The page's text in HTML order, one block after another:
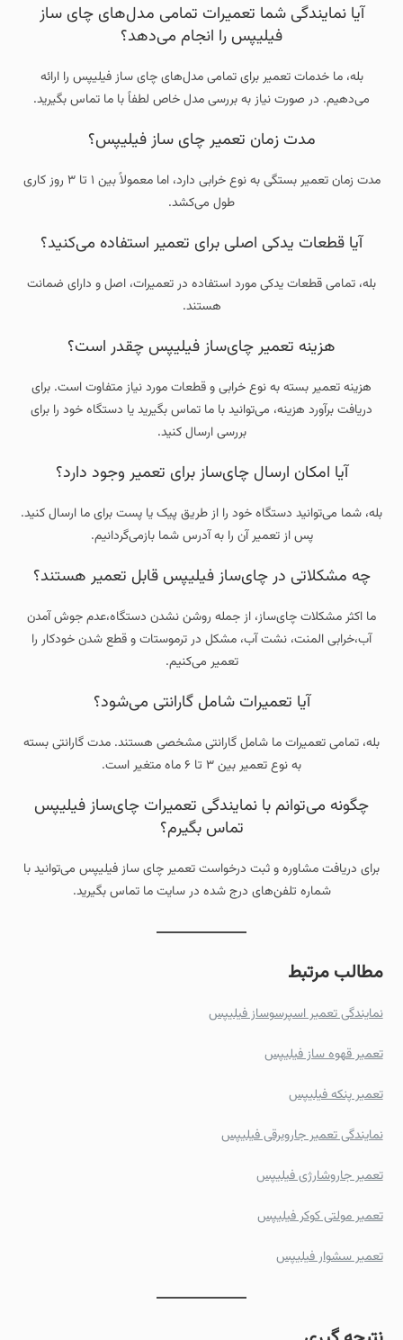
آیا نمایندگی شما تعمیرات تمامی مدل‌های چای‌ ساز
فیلیپس را انجام می‌دهد؟
بله، ما خدمات تعمیر برای تمامی مدل‌های چای‌ ساز فیلیپس را ارائه
می‌دهیم. در صورت نیاز به بررسی مدل خاص لطفاً با ما تماس بگیرید.
مدت زمان تعمیر چای ساز فیلیپس؟
مدت زمان تعمیر بستگی به نوع خرابی دارد، اما معمولاً بین ۱ تا ۳ روز کاری
طول می‌کشد.
آیا قطعات یدکی اصلی برای تعمیر استفاده می‌کنید؟
بله، تمامی قطعات یدکی مورد استفاده در تعمیرات، اصل و دارای ضمانت
هستند.
هزینه تعمیر چای‌ساز فیلیپس چقدر است؟
هزینه تعمیر بسته به نوع خرابی و قطعات مورد نیاز متفاوت است. برای
دریافت برآورد هزینه، می‌توانید با ما تماس بگیرید یا دستگاه خود را برای
بررسی ارسال کنید.
آیا امکان ارسال چای‌ساز برای تعمیر وجود دارد؟
بله، شما می‌توانید دستگاه خود را از طریق پیک یا پست برای ما ارسال کنید.
پس از تعمیر آن را به آدرس شما بازمی‌گردانیم.
چه مشکلاتی در چای‌ساز فیلیپس قابل تعمیر هستند؟
ما اکثر مشکلات چای‌ساز، از جمله روشن نشدن دستگاه،عدم جوش آمدن
آب،خرابی المنت، نشت آب، مشکل در ترموستات و قطع شدن خودکار را
تعمیر می‌کنیم.
آیا تعمیرات شامل گارانتی می‌شود؟
بله، تمامی تعمیرات ما شامل گارانتی مشخصی هستند. مدت گارانتی بسته
به نوع تعمیر بین ۳ تا ۶ ماه متغیر است.
چگونه می‌توانم با نمایندگی تعمیرات چای‌ساز فیلیپس
تماس بگیرم؟
برای دریافت مشاوره و ثبت درخواست تعمیر چای ساز فیلیپس می‌توانید با
شماره تلفن‌های درج شده در سایت ما تماس بگیرید.
مطالب مرتبط
نمایندگی تعمیر اسپرسوساز فیلیپس
تعمیر قهوه ساز فیلیپس
تعمیر پنکه فیلیپس
نمایندگی تعمیر جاروبرقی فیلیپس
تعمیر جاروشارژی فیلیپس
تعمیر مولتی کوکر فیلیپس
تعمیر سشوار فیلیپس